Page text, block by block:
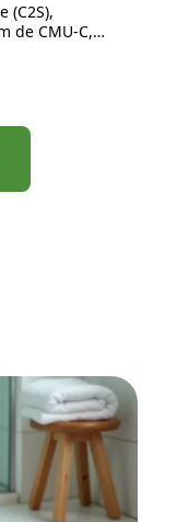
(C2S),
de CMU-C,…